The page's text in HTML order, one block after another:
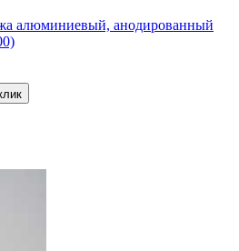
алюминиевый, анодированный